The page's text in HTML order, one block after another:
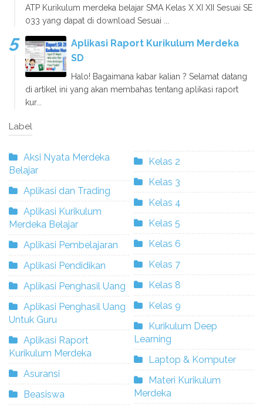
ATP Kurikulum merdeka belajar SMA Kelas X XI XII Sesuai SE
033 yang dapat di download Sesuai ...
Aplikasi Raport Kurikulum Merdeka
SD
Halo! Bagaimana kabar kalian ? Selamat datang
di artikel ini yang akan membahas tentang aplikasi raport
kur...
Label
Aksi Nyata Merdeka
Belajar
Aplikasi dan Trading
Aplikasi Kurikulum
Merdeka Belajar
Aplikasi Pembelajaran
Aplikasi Pendidikan
Aplikasi Penghasil Uang
Aplikasi Penghasil Uang
Untuk Guru
Aplikasi Raport
Kurikulum Merdeka
Asuransi
Beasiswa
Kelas 2
Kelas 3
Kelas 4
Kelas 5
Kelas 6
Kelas 7
Kelas 8
Kelas 9
Kurikulum Deep
Learning
Laptop & Komputer
Materi Kurikulum
Merdeka